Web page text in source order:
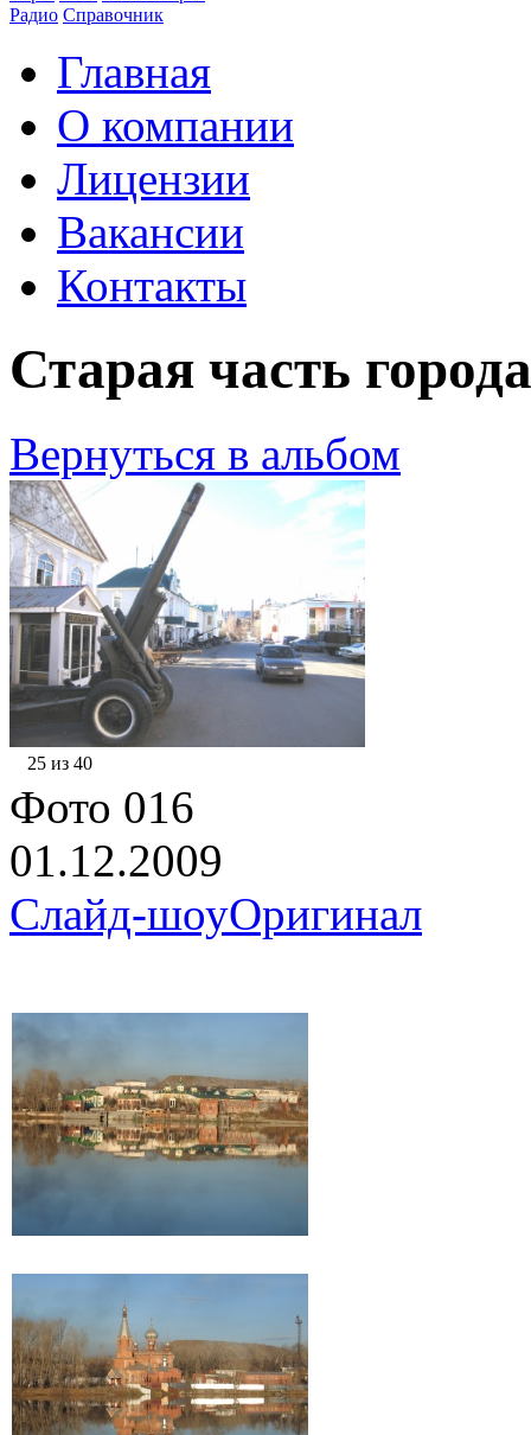
Радио Справочник
Главная
О компании
Лицензии
Вакансии
Контакты
Старая часть
Вернуться в альбом
25 из 40
Фото 016
01.12.2009
Слайд-шоуОригинал